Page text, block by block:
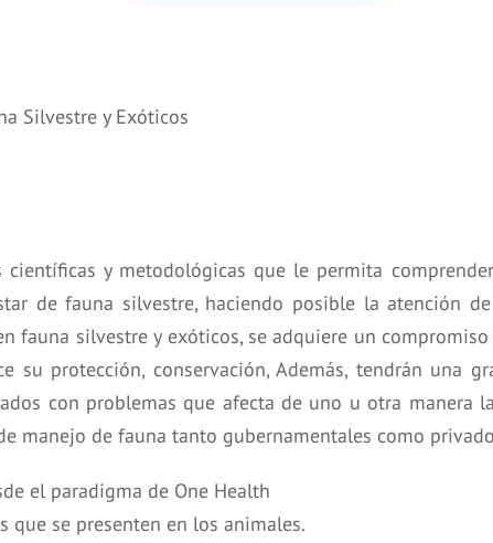
Silvestre y Exóticos
científicas y metodológicas que le permita
de fauna silvestre, haciendo posible la atención
fauna silvestre y exóticos, se adquiere un
su protección, conservación, Además, tendrán una
con problemas que afecta de uno u otra manera
manejo de fauna tanto gubernamentales como
el paradigma de One Health
que se presenten en los animales.